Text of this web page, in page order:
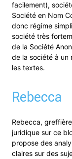
facilement),
Société en Nom
donc régime
société très
de la Société
de la société à un
les textes.
Rebecca
Rebecca,
juridique sur ce
propose des
claires sur des